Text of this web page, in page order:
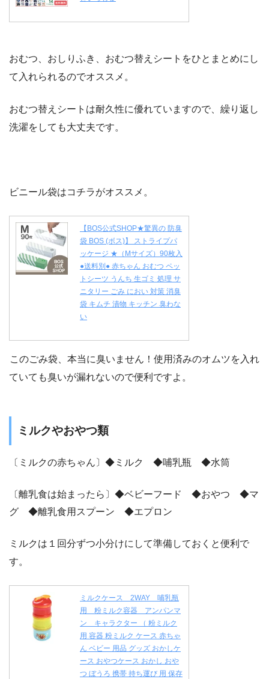
おむつ、おしりふき、おむつ替えシートをひとまとめにし
て入れられるのでオススメ。
おむつ替えシートは耐久性に優れていますので、繰り返し
洗濯をしても大丈夫です。
ビニール袋はコチラがオススメ。
【BOS公式SHOP★驚異の 防臭
袋 BOS (ボス)】 ストライプパ
ッケージ ★（Mサイズ）90枚入
●送料別● 赤ちゃん おむつ ペッ
トシーツ うんち 生ゴミ 処理 サ
ニタリー ごみ におい 対策 消臭
袋 キムチ 漬物 キッチン 臭わな
い
このごみ袋、本当に臭いません！使用済みのオムツを入れ
ていても臭いが漏れないので便利ですよ。
ミルクやおやつ類
〔ミルクの赤ちゃん〕◆ミルク ◆哺乳瓶 ◆水筒
〔離乳食は始まったら〕◆ベビーフード ◆おやつ ◆マ
グ ◆離乳食用スプーン ◆エプロン
ミルクは１回分ずつ小分けにして準備しておくと便利で
す。
ミルクケース 2WAY 哺乳瓶
用 粉ミルク容器 アンパンマ
ン キャラクター （ 粉ミルク
用 容器 粉ミルク ケース 赤ちゃ
ん ベビー 用品 グッズ おかしケ
ース おやつケース おかし おや
つ ぼうろ 携帯 持ち運び 用 保存